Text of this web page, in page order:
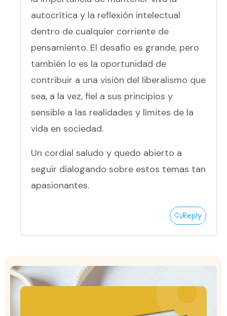
autocrítica y la reflexión intelectual
dentro de cualquier corriente de
pensamiento. El desafío es grande, pero
también lo es la oportunidad de
contribuir a una visión del liberalismo que
sea, a la vez, fiel a sus principios y
sensible a las realidades y límites de la
vida en sociedad.
Un cordial saludo y quedo abierto a
seguir dialogando sobre estos temas tan
apasionantes.
Reply